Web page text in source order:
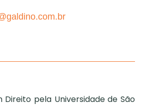
Direito pela Universidade de São